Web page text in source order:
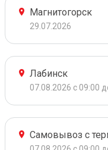
Магнитогорск
29.07.2026
Лабинск
07.08.2026 с 09:00
Самовывоз с